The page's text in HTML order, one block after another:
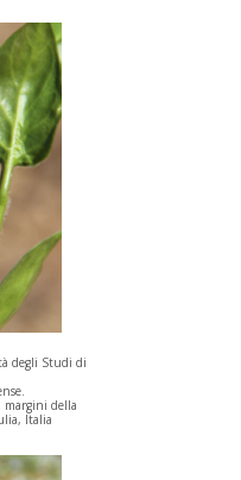
degli Studi di
margini della
Italia